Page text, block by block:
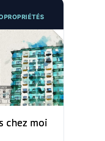
chez moi